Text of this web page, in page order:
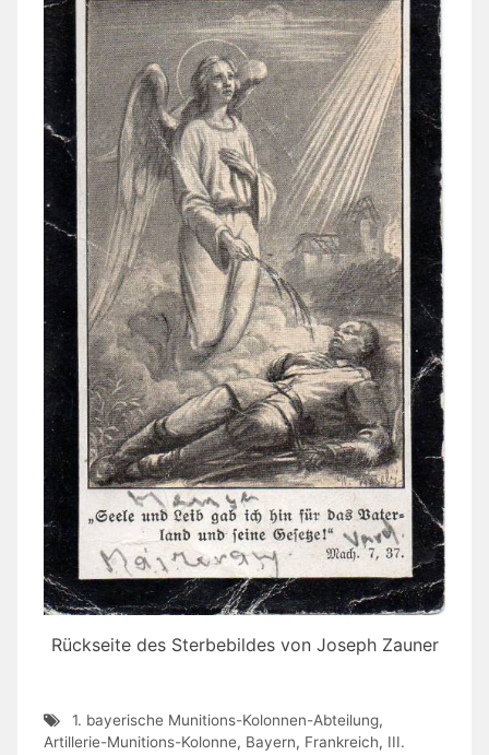
Rückseite des Sterbebildes von Joseph Zauner
1. bayerische Munitions-Kolonnen-Abteilung,
Artillerie-Munitions-Kolonne, Bayern, Frankreich, III.